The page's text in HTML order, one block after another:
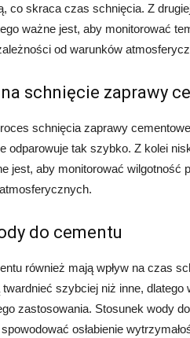
co skraca czas schnięcia. Z
ważne jest, aby monitorować
od warunków
schnięcie zaprawy
schnięcia zaprawy
odparowuje tak szybko. Z kolei
jest, aby monitorować wilgotność
do cementu
również mają wpływ na czas
szybciej niż inne, dlatego
zastosowania. Stosunek wody
osłabienie